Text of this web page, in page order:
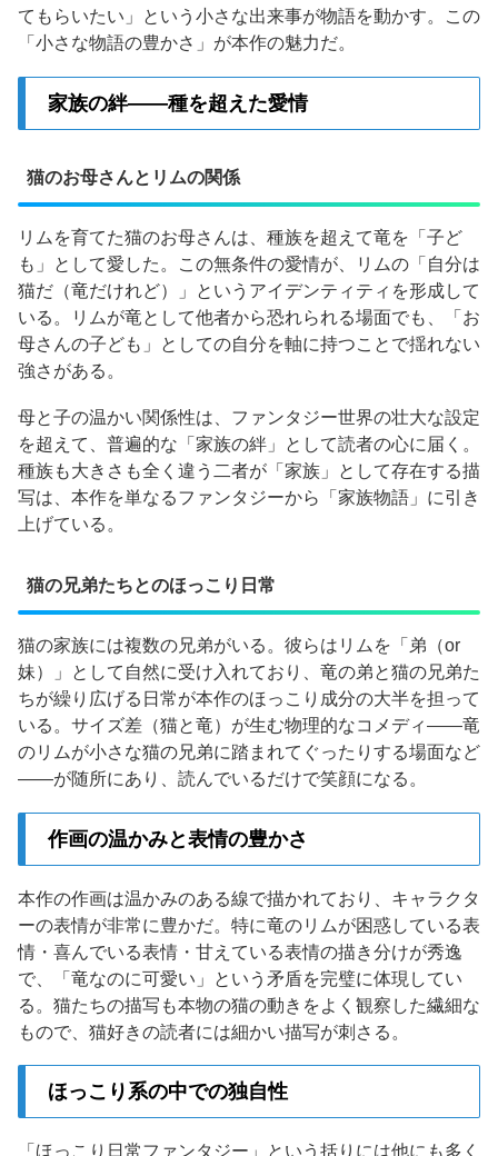
てもらいたい」という小さな出来事が物語を動かす。この
「小さな物語の豊かさ」が本作の魅力だ。
家族の絆——種を超えた愛情
猫のお母さんとリムの関係
リムを育てた猫のお母さんは、種族を超えて竜を「子ど
も」として愛した。この無条件の愛情が、リムの「自分は
猫だ（竜だけれど）」というアイデンティティを形成して
いる。リムが竜として他者から恐れられる場面でも、「お
母さんの子ども」としての自分を軸に持つことで揺れない
強さがある。
母と子の温かい関係性は、ファンタジー世界の壮大な設定
を超えて、普遍的な「家族の絆」として読者の心に届く。
種族も大きさも全く違う二者が「家族」として存在する描
写は、本作を単なるファンタジーから「家族物語」に引き
上げている。
猫の兄弟たちとのほっこり日常
猫の家族には複数の兄弟がいる。彼らはリムを「弟（or
妹）」として自然に受け入れており、竜の弟と猫の兄弟た
ちが繰り広げる日常が本作のほっこり成分の大半を担って
いる。サイズ差（猫と竜）が生む物理的なコメディ——竜
のリムが小さな猫の兄弟に踏まれてぐったりする場面など
——が随所にあり、読んでいるだけで笑顔になる。
作画の温かみと表情の豊かさ
本作の作画は温かみのある線で描かれており、キャラクタ
ーの表情が非常に豊かだ。特に竜のリムが困惑している表
情・喜んでいる表情・甘えている表情の描き分けが秀逸
で、「竜なのに可愛い」という矛盾を完璧に体現してい
る。猫たちの描写も本物の猫の動きをよく観察した繊細な
もので、猫好きの読者には細かい描写が刺さる。
ほっこり系の中での独自性
「ほっこり日常ファンタジー」という括りには他にも多く